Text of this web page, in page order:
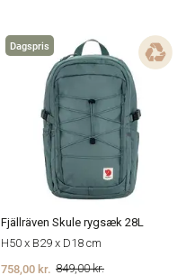
Dagspris
Fjällräven Skule rygsæk 28L
H50 x B29 x D18 cm
849,00 kr.
758,00 kr.